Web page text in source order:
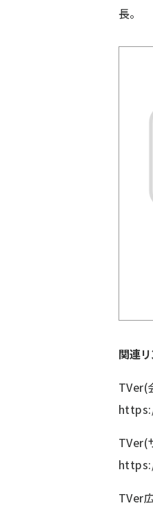
長。
関連
TVer(
TVer(
TVer